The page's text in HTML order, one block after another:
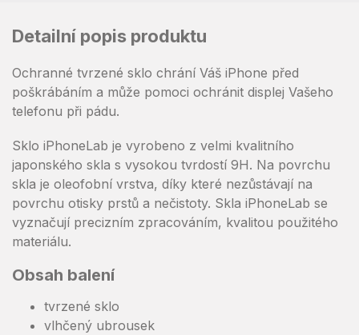
Detailní popis produktu
Ochranné tvrzené sklo chrání Váš iPhone před
poškrábáním a může pomoci ochránit displej Vašeho
telefonu při pádu.
Sklo iPhoneLab je vyrobeno z velmi kvalitního
japonského skla s vysokou tvrdostí 9H. Na povrchu
skla je oleofobní vrstva, díky které nezůstávají na
povrchu otisky prstů a nečistoty. Skla iPhoneLab se
vyznačují precizním zpracováním, kvalitou použitého
materiálu.
Obsah balení
tvrzené sklo
vlhčený ubrousek